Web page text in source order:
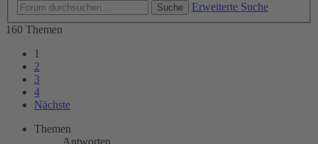
Suche
Erweiterte Suche
160 Themen
1
2
3
4
Nächste
Themen
Antworten